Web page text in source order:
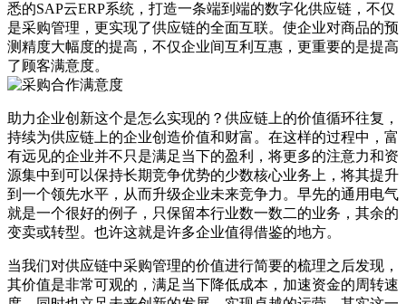
悉的SAP云ERP系统，打造一条端到端的数字化供应链，不仅
是采购管理，更实现了供应链的全面互联。使企业对商品的预
测精度大幅度的提高，不仅企业间互利互惠，更重要的是提高
了顾客满意度。
助力企业创新这个是怎么实现的？供应链上的价值循环往复，
持续为供应链上的企业创造价值和财富。在这样的过程中，富
有远见的企业并不只是满足当下的盈利，将更多的注意力和资
源集中到可以保持长期竞争优势的少数核心业务上，将其提升
到一个领先水平，从而升级企业未来竞争力。早先的通用电气
就是一个很好的例子，只保留本行业数一数二的业务，其余的
变卖或转型。也许这就是许多企业值得借鉴的地方。
当我们对供应链中采购管理的价值进行简要的梳理之后发现，
其价值是非常可观的，满足当下降低成本，加速资金的周转速